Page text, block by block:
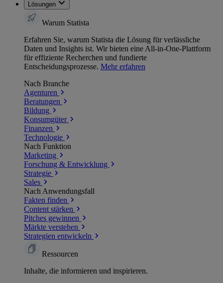
Lösungen
Warum Statista
Erfahren Sie, warum Statista die Lösung für verlässliche
Daten und Insights ist. Wir bieten eine All-in-One-Plattform
für effiziente Recherchen und fundierte
Entscheidungsprozesse. Mehr erfahren
Nach Branche
Agenturen
Beratungen
Bildung
Konsumgüter
Finanzen
Technologie
Nach Funktion
Marketing
Forschung & Entwicklung
Strategie
Sales
Nach Anwendungsfall
Fakten finden
Content stärken
Pitches gewinnen
Märkte verstehen
Strategien entwickeln
Ressourcen
Inhalte, die informieren und inspirieren.